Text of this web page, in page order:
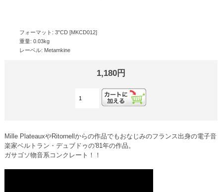
フォーマット: 3"CD [MKCD012]
重量: 0.03kg
レーベル: Metamkine
1,180円
Mille PlateauxやRitornellからの作品でもおなじみのフランス出身の電子音
楽家ベルトラン・デュブドゥの'81年の作品。
ガサゴソ物音系コンクレート！！